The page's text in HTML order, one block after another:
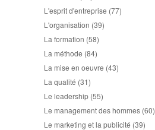
L'esprit d'entreprise (77)
L'organisation (39)
La formation (58)
La méthode (84)
La mise en oeuvre (43)
La qualité (31)
Le leadership (55)
Le management des hommes (60)
Le marketing et la publicité (39)